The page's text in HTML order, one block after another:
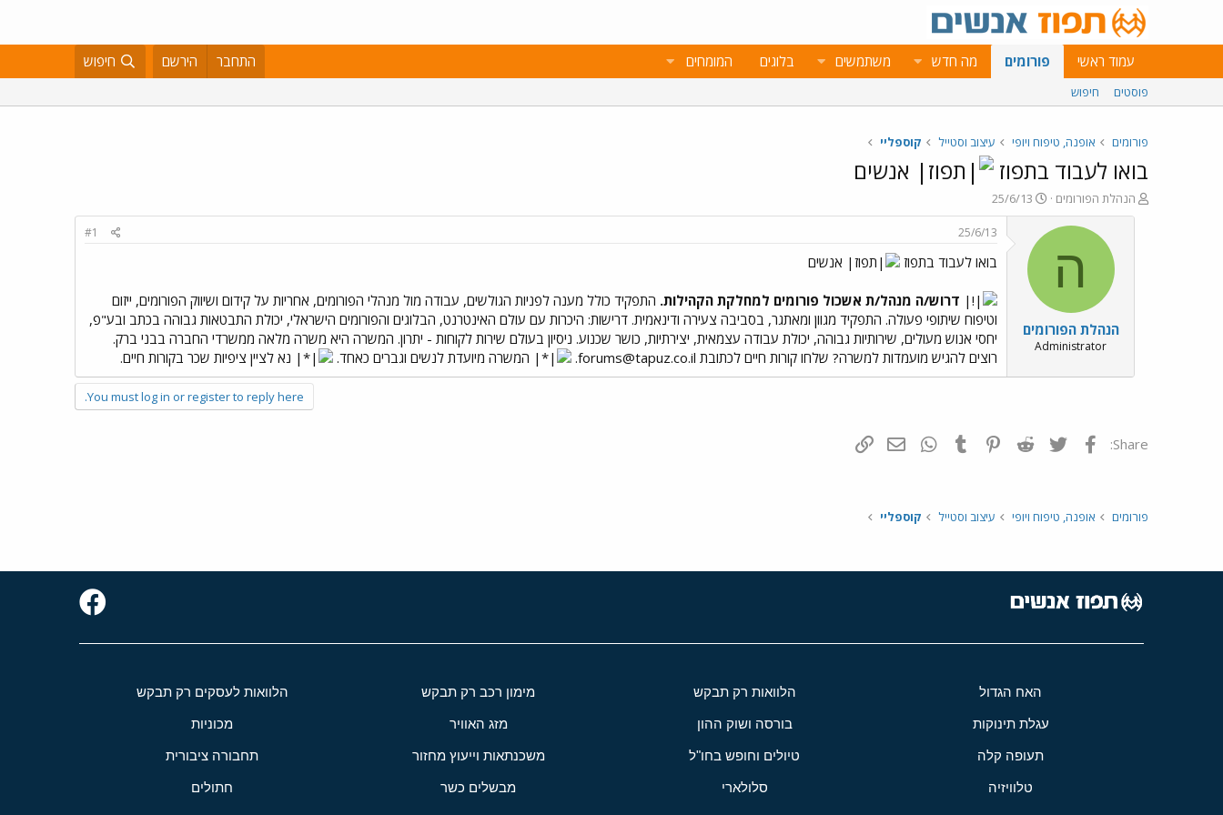
עמוד ראשי פורומים מה חדש משתמשים בלוגים המומחים התחבר הירשם חיפוש
פוסטים חיפוש
פורומים אופנה, טיפוח ויופי עיצוב וסטייל קוספליי
בואו לעבוד בתפוז אנשים
פ
ו
הנהלת הפורומים
פ
ו
ס
ם
ב
ת
ר
25/6/13
ה
הנהלת הפורומים
Administrator
25/6/13
#1
בואו לעבוד בתפוז אנשים
דרוש/ה מנהל/ת אשכול פורומים למחלקת הקהילות. התפקיד כולל מענה לפניות הגולשים, עבודה מול מנהלי הפורומים, אחריות על קידום ושיווק הפורומים, ייזום
וטיפוח שיתופי פעולה. התפקיד מגוון ומאתגר, בסביבה צעירה ודינאמית. דרישות: היכרות עם עולם האינטרנט, הבלוגים והפורומים הישראלי, יכולת התבטאות גבוהה בכתב ובע"פ,
יחסי אנוש מעולים, שירותיות גבוהה, יכולת עבודה עצמאית, יצירתיות, כושר שכנוע. ניסיון בעולם שירות לקוחות - יתרון. המשרה היא משרה מלאה ממשרדי החברה בבני ברק.
רוצים להגיש מועמדות למשרה? שלחו קורות חיים לכתובת forums@tapuz.co.il
. המשרה מיועדת לנשים וגברים כאחד. נא לציין ציפיות שכר בקורות חיים.
You must log in or register to reply here.
Share: פייסבוק Twitter
Reddit
Pinterest
Tumblr
WhatsAppדואר אלקטרוני
פורומים אופנה, טיפוח ויופי עיצוב וסטייל קוספליי
האח הגדול הלוואות רק תבקש מימון רכב רק תבקש הלוואות לעסקים רק תבקש
עגלת תינוקות בורסה ושוק ההון מזג האוויר מכוניות
תעופה קלה טיולים וחופש בחו"ל משכנתאות וייעוץ מחזור תחבורה ציבורית
טלוויזיה סלולארי מבשלים כשר חתולים